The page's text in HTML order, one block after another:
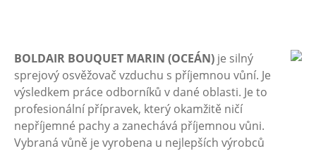
BOLDAIR BOUQUET MARIN (OCEÁN) je silný
sprejový osvěžovač vzduchu s příjemnou vůní. Je
výsledkem práce odborníků v dané oblasti. Je to
profesionální přípravek, který okamžitě ničí
nepříjemné pachy a zanechává příjemnou vůni.
Vybraná vůně je vyrobena u nejlepších výrobců